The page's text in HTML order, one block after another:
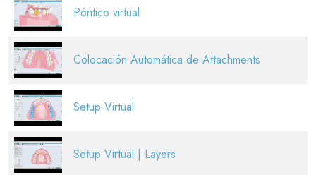
Póntico virtual
Colocación Automática de Attachments
Setup Virtual
Setup Virtual | Layers